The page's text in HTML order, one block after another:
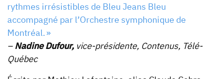
rythmes irrésistibles de Bleu Jeans Bleu
accompagné par l’Orchestre symphonique de
Montréal. »
–Nadine Dufour, vice-présidente, Contenus, Télé-
Québec